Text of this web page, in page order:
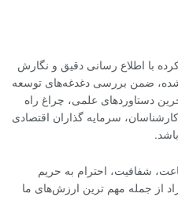
با اطلاع رسانی دقیق و نگارش
ضمن بررسی دغدغه‌های توسعه
دستاوردهای علمی، چراغ راه
سرمایه گذاران اقتصادی
شفافیت، احترام به حریم
از جمله مهم ترین ارزش‌های ما